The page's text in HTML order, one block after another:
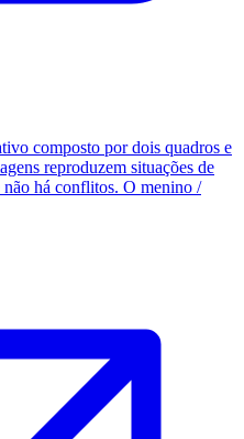
composto por dois quadros e
reproduzem situações de
há conflitos. O menino /